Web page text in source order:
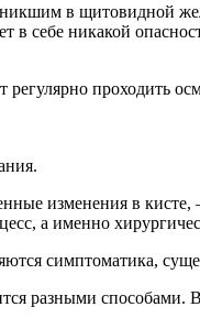
в щитовидной
в себе никакой
регулярно проходить
изменения в кисте,
а именно
симптоматика,
разными способами.